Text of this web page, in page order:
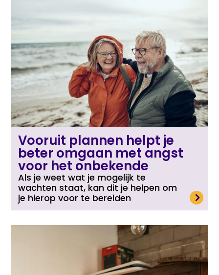
Vooruit plannen helpt je
beter omgaan met angst
voor het onbekende
Als je weet wat je mogelijk te
wachten staat, kan dit je helpen om
je hierop voor te bereiden
Lees meer